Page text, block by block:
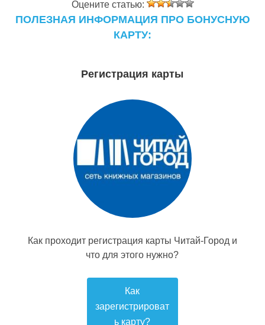
Оцените статью:
ПОЛЕЗНАЯ ИНФОРМАЦИЯ ПРО БОНУСНУЮ
КАРТУ:
Регистрация карты
Как проходит регистрация карты Читай-Город и
что для этого нужно?
Как
зарегистрироват
ь карту?